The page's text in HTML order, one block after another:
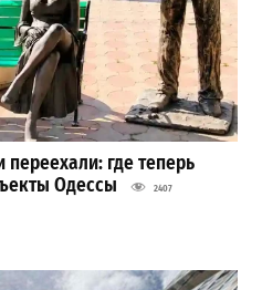
где теперь
Одессы
2407